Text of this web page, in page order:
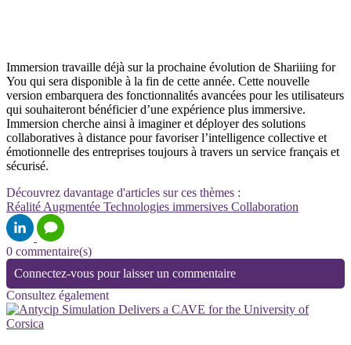
Immersion travaille déjà sur la prochaine évolution de Shariiing for
You qui sera disponible à la fin de cette année. Cette nouvelle
version embarquera des fonctionnalités avancées pour les utilisateurs
qui souhaiteront bénéficier d’une expérience plus immersive.
Immersion cherche ainsi à imaginer et déployer des solutions
collaboratives à distance pour favoriser l’intelligence collective et
émotionnelle des entreprises toujours à travers un service français et
sécurisé.
Découvrez davantage d'articles sur ces thèmes :
Réalité Augmentée Technologies immersives Collaboration
0 commentaire(s)
Connectez-vous pour laisser un commentaire
Consultez également